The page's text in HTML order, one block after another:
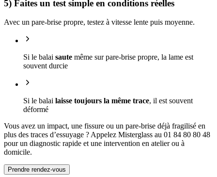
5) Faites un test simple en conditions réelles
Avec un pare-brise propre, testez à vitesse lente puis moyenne.
Si le balai saute même sur pare-brise propre, la lame est
souvent durcie
Si le balai laisse toujours la même trace, il est souvent
déformé
Vous avez un impact, une fissure ou un pare-brise déjà fragilisé en
plus des traces d’essuyage ? Appelez Misterglass au 01 84 80 80 48
pour un diagnostic rapide et une intervention en atelier ou à
domicile.
Prendre rendez-vous